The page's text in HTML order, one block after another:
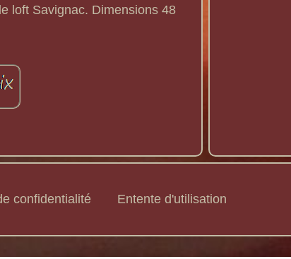
loft Savignac. Dimensions 48
confidentialité Entente d'utilisation